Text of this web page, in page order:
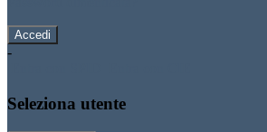
-
Seleziona utente